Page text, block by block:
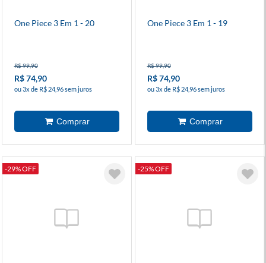
One Piece 3 Em 1 - 20
R$ 99,90
R$ 74,90
ou 3x de R$ 24,96 sem juros
One Piece 3 Em 1 - 19
R$ 99,90
R$ 74,90
ou 3x de R$ 24,96 sem juros
-29% OFF -25% OFF